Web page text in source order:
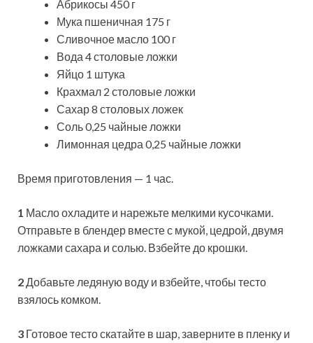
Абрикосы 450 г
Мука пшеничная 175 г
Сливочное масло 100 г
Вода 4 столовые ложки
Яйцо 1 штука
Крахмал 2 столовые ложки
Сахар 8 столовых ложек
Соль 0,25 чайные ложки
Лимонная цедра 0,25 чайные ложки
Время приготовления — 1 час.
1 Масло охладите и нарежьте мелкими кусочками.
Отправьте в блендер вместе с мукой, цедрой, двумя
ложками сахара и солью. Взбейте до крошки.
2Добавьте ледяную воду и взбейте, чтобы тесто
взялось комком.
3 Готовое тесто скатайте в шар, заверните в пленку и